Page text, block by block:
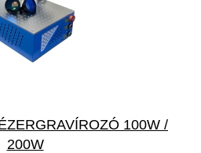
100W /
200W